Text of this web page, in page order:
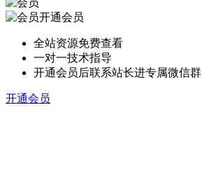
开通会员
全站资源免费查看
一对一技术指导
开通会员后联系站长进专属微信群
开通会员